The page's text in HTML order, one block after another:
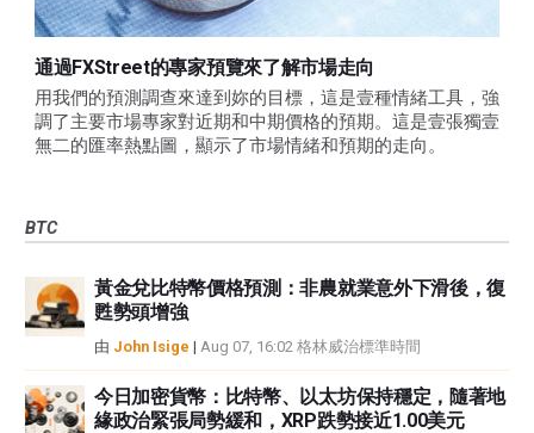
通過FXStreet的專家預覽來了解市場走向
用我們的預測調查來達到妳的目標，這是壹種情緒工具，強
調了主要市場專家對近期和中期價格的預期。這是壹張獨壹
無二的匯率熱點圖，顯示了市場情緒和預期的走向。
BTC
黃金兌比特幣價格預測：非農就業意外下滑後，復
甦勢頭增強
由 John Isige | Aug 07, 16:02 格林威治標準時間
今日加密貨幣：比特幣、以太坊保持穩定，隨著地
緣政治緊張局勢緩和，XRP跌勢接近1.00美元